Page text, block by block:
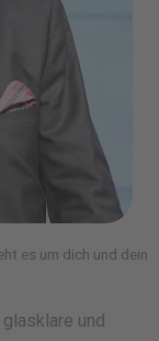
es um dich und dein
und